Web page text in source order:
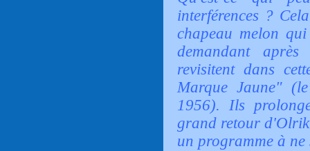
interférences ?
chapeau melon
demandant
revisitent dans
Marque Jaune"
1956). Ils
grand retour
un programme à